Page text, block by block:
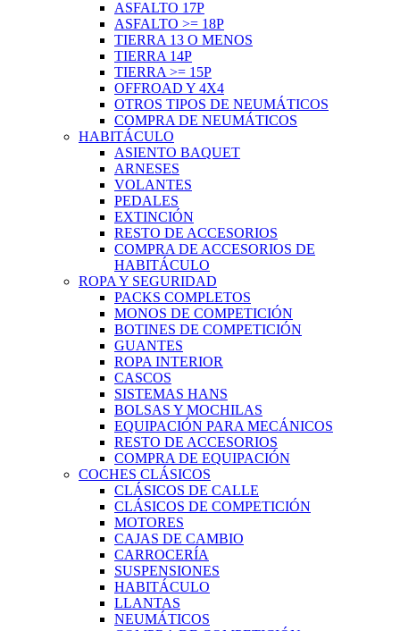
ASFALTO 17P
ASFALTO >= 18P
TIERRA 13 O MENOS
TIERRA 14P
TIERRA >= 15P
OFFROAD Y 4X4
OTROS TIPOS DE NEUMÁTICOS
COMPRA DE NEUMÁTICOS
HABITÁCULO
ASIENTO BAQUET
ARNESES
VOLANTES
PEDALES
EXTINCIÓN
RESTO DE ACCESORIOS
COMPRA DE ACCESORIOS DE
HABITÁCULO
ROPA Y SEGURIDAD
PACKS COMPLETOS
MONOS DE COMPETICIÓN
BOTINES DE COMPETICIÓN
GUANTES
ROPA INTERIOR
CASCOS
SISTEMAS HANS
BOLSAS Y MOCHILAS
EQUIPACIÓN PARA MECÁNICOS
RESTO DE ACCESORIOS
COMPRA DE EQUIPACIÓN
COCHES CLÁSICOS
CLÁSICOS DE CALLE
CLÁSICOS DE COMPETICIÓN
MOTORES
CAJAS DE CAMBIO
CARROCERÍA
SUSPENSIONES
HABITÁCULO
LLANTAS
NEUMÁTICOS